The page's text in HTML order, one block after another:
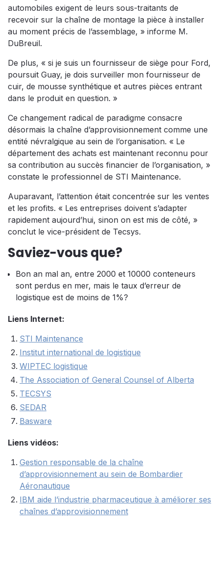
automobiles exigent de leurs sous-traitants de
recevoir sur la chaîne de montage la pièce à installer
au moment précis de l’assemblage, » informe M.
DuBreuil.
De plus, « si je suis un fournisseur de siège pour Ford,
poursuit Guay, je dois surveiller mon fournisseur de
cuir, de mousse synthétique et autres pièces entrant
dans le produit en question. »
Ce changement radical de paradigme consacre
désormais la chaîne d’approvisionnement comme une
entité névralgique au sein de l’organisation. « Le
département des achats est maintenant reconnu pour
sa contribution au succès financier de l’organisation, »
constate le professionnel de STI Maintenance.
Auparavant, l’attention était concentrée sur les ventes
et les profits. « Les entreprises doivent s’adapter
rapidement aujourd’hui, sinon on est mis de côté, »
conclut le vice-président de Tecsys.
Saviez-vous que?
Bon an mal an, entre 2000 et 10000 conteneurs
sont perdus en mer, mais le taux d’erreur de
logistique est de moins de 1%?
Liens Internet:
STI Maintenance
Institut international de logistique
WIPTEC logistique
The Association of General Counsel of Alberta
TECSYS
SEDAR
Basware
Liens vidéos:
Gestion responsable de la chaîne
d’approvisionnement au sein de Bombardier
Aéronautique
IBM aide l’industrie pharmaceutique à améliorer ses
chaînes d’approvisionnement